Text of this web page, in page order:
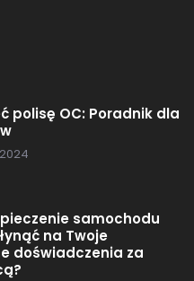
polisę OC: Poradnik dla
samochodu
na Twoje
doświadczenia za